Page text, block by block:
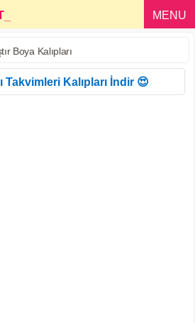
MENU
Boya Kalıpları
Takvimleri Kalıpları İndir 😍